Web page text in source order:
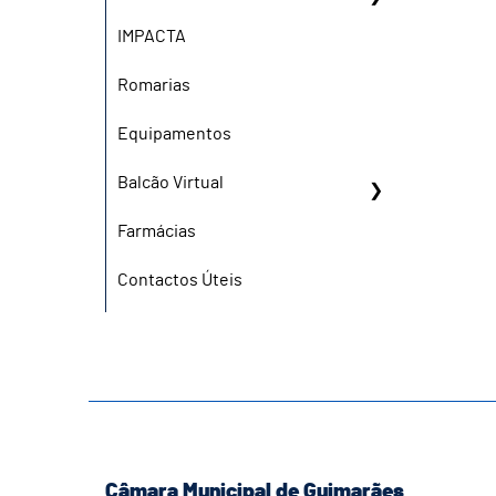
IMPACTA
Romarias
Equipamentos
Balcão Virtual
Farmácias
Contactos Úteis